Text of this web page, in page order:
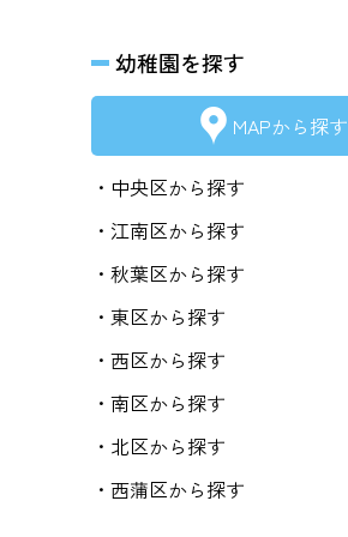
幼稚園を探す
MAPから探す
・中央区から探す
・江南区から探す
・秋葉区から探す
・東区から探す
・西区から探す
・南区から探す
・北区から探す
・西蒲区から探す